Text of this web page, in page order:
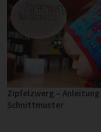
Zipfelzwerg – Anleitung
Schnittmuster